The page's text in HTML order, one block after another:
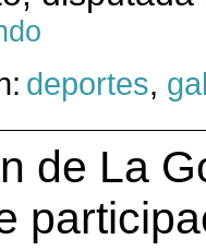
deportes,
de La